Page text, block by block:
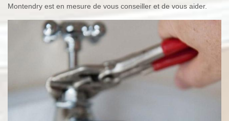
Montendry est en mesure de vous conseiller et de vous aider.